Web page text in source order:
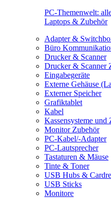
PC-Themenwelt:
Laptops & Zubehör
Adapter &
Büro
Drucker & Scanner
Drucker & Scanner
Eingabegeräte
Externe Gehäuse
Externer Speicher
Grafiktablet
Kabel
Kassensysteme und
Monitor Zubehör
PC-Kabel/-Adapter
PC-Lautsprecher
Tastaturen & Mäuse
Tinte & Toner
USB Hubs &
USB Sticks
Monitore